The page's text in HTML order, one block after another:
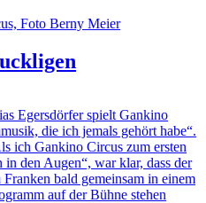
Egersdörfer spielt Gankino
die ich jemals gehört habe“.
ich Gankino Circus zum ersten
in den Augen“, war klar, dass der
bald gemeinsam in einem
auf der Bühne stehen